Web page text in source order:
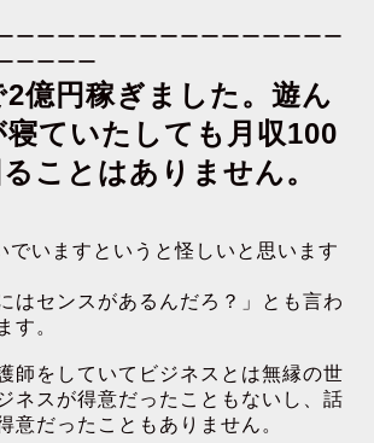
ーーーーーーーーーーーーーーーー
ーーーー
億円稼ぎました。遊ん
ていたしても月収100
ことはありません。
でいますというと怪しいと思います
はセンスがあるんだろ？」とも言わ
す。
師をしていてビジネスとは無縁の世
ネスが得意だったこともないし、話
意だったこともありません。